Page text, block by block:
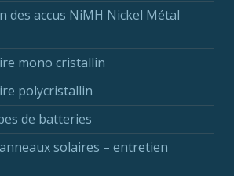
des accus NiMH Nickel Métal
mono cristallin
polycristallin
de batteries
solaires – entretien